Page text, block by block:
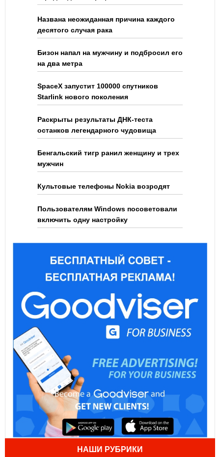
Названа неожиданная причина каждого
десятого случая рака
Бизон напал на мужчину и подбросил его
на два метра
SpaceX запустит 100000 спутников
Starlink нового поколения
Раскрыты результаты ДНК-теста
останков легендарного чудовища
Бенгальский тигр ранил женщину и трех
мужчин
Культовые телефоны Nokia возродят
Пользователям Windows посоветовали
включить одну настройку
НАШИ РУБРИКИ